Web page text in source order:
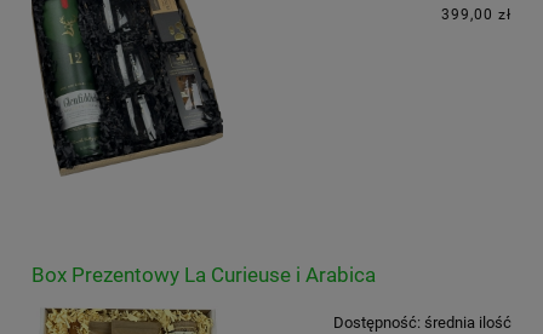
399,00 zł
Box Prezentowy La Curieuse i Arabica
Dostępność: średnia ilość